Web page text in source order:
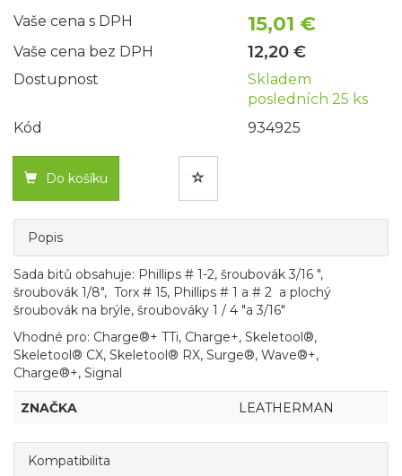
Vaše cena s DPH 15,01 €
Vaše cena bez DPH 12,20 €
Dostupnost
Skladem
posledních 25 ks
Kód
934925
Do košíku
Popis
Sada bitů obsahuje: Phillips # 1-2, šroubovák 3/16 ",
šroubovák 1/8", Torx # 15, Phillips # 1 a # 2 a plochý
šroubovák na brýle, šroubováky 1 / 4 "a 3/16"
Vhodné pro: Charge®+ TTi, Charge+, Skeletool®,
Skeletool® CX, Skeletool® RX, Surge®, Wave®+,
Charge®+, Signal
ZNAČKA LEATHERMAN
Kompatibilita